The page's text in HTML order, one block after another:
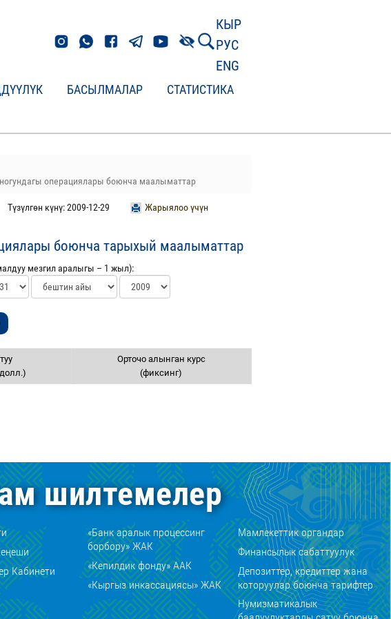
КЫР
РУС
ENG
БАСЫЛМАЛАР
СТАТИСТИКА
операциялары боюнча маалыматтар
Жарыялоо үчүн
Түзүлгөн күнү: 2009-12-29
боюнча тарыхый маалыматтар
мезгил аралыгы – 1 жыл):
Орточо алынган курс
(фиксинг)
шилтемелер
Кабинети
«Банк аралык процессинг
борбору» ЖАК
«Кепилдик фонду» ААК
«Кыргыз инкассациясы» ЖАК
Мамлекеттик органдар
Финансылык сабаттуулук
Депозиттер, кредиттер жана
которуулар боюнча тарифтер
Нумизматикалык